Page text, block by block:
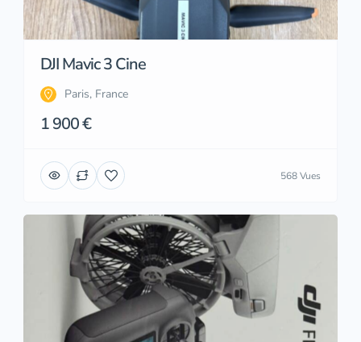
DJI Mavic 3 Cine
Paris, France
1 900 €
568 Vues